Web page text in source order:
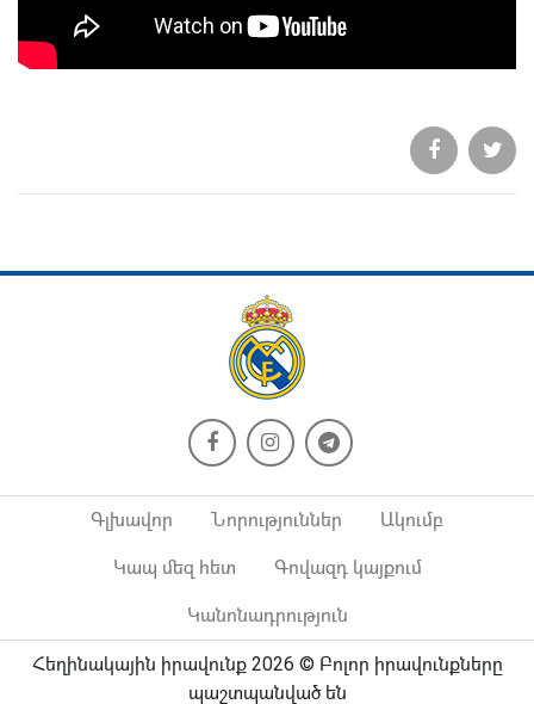
Գլխավոր Նորություններ Ակումբ
Կապ մեզ հետ Գովազդ կայքում
Կանոնադրություն
Հեղինակային իրավունք 2026 © Բոլոր իրավունքները
պաշտպանված են